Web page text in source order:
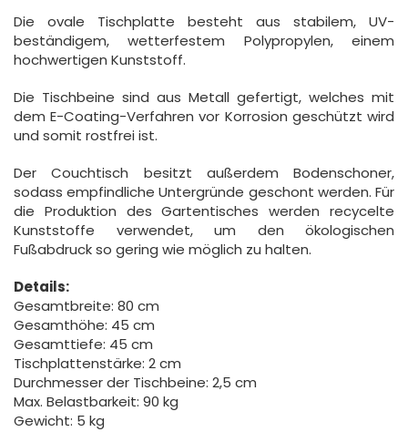
Die ovale Tischplatte besteht aus stabilem, UV-
beständigem, wetterfestem Polypropylen, einem
hochwertigen Kunststoff.
Die Tischbeine sind aus Metall gefertigt, welches mit
dem E-Coating-Verfahren vor Korrosion geschützt wird
und somit rostfrei ist.
Der Couchtisch besitzt außerdem Bodenschoner,
sodass empfindliche Untergründe geschont werden. Für
die Produktion des Gartentisches werden recycelte
Kunststoffe verwendet, um den ökologischen
Fußabdruck so gering wie möglich zu halten.
Details:
Gesamtbreite: 80 cm
Gesamthöhe: 45 cm
Gesamttiefe: 45 cm
Tischplattenstärke: 2 cm
Durchmesser der Tischbeine: 2,5 cm
Max. Belastbarkeit: 90 kg
Gewicht: 5 kg